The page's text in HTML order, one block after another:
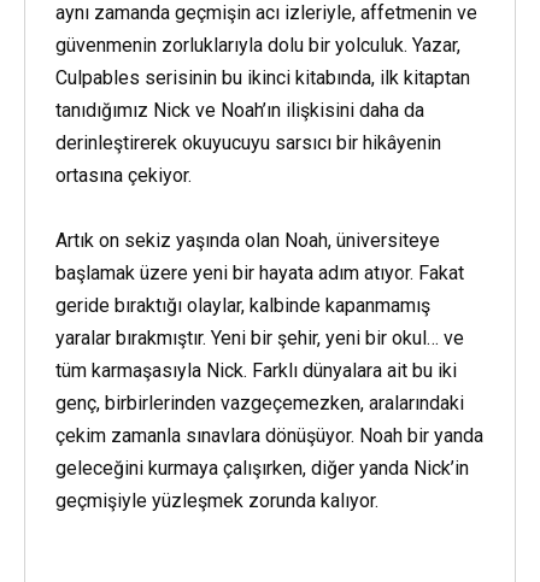
aynı zamanda geçmişin acı izleriyle, affetmenin ve
güvenmenin zorluklarıyla dolu bir yolculuk. Yazar,
Culpables serisinin bu ikinci kitabında, ilk kitaptan
tanıdığımız Nick ve Noah’ın ilişkisini daha da
derinleştirerek okuyucuyu sarsıcı bir hikâyenin
ortasına çekiyor.
Artık on sekiz yaşında olan Noah, üniversiteye
başlamak üzere yeni bir hayata adım atıyor. Fakat
geride bıraktığı olaylar, kalbinde kapanmamış
yaralar bırakmıştır. Yeni bir şehir, yeni bir okul… ve
tüm karmaşasıyla Nick. Farklı dünyalara ait bu iki
genç, birbirlerinden vazgeçemezken, aralarındaki
çekim zamanla sınavlara dönüşüyor. Noah bir yanda
geleceğini kurmaya çalışırken, diğer yanda Nick’in
geçmişiyle yüzleşmek zorunda kalıyor.